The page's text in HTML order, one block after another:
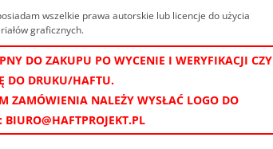
wszelkie prawa autorskie lub licencje do użycia
graficznych.
DO ZAKUPU PO WYCENIE I WERYFIKACJI CZY
DO DRUKU/HAFTU.
ZAMÓWIENIA NALEŻY WYSŁAĆ LOGO DO